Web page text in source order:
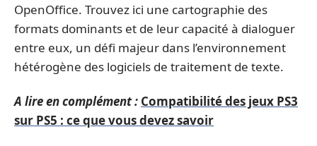
OpenOffice. Trouvez ici une cartographie des
formats dominants et de leur capacité à dialoguer
entre eux, un défi majeur dans l’environnement
hétérogène des logiciels de traitement de texte.
A lire en complément : Compatibilité des jeux PS3
sur PS5 : ce que vous devez savoir